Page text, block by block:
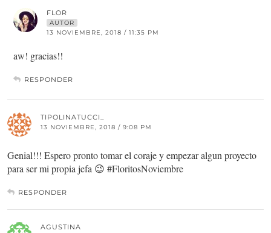
FLOR
AUTOR
13 NOVIEMBRE, 2018 / 11:35 PM
aw! gracias!!
RESPONDER
TIPOLINATUCCI_
13 NOVIEMBRE, 2018 / 9:08 PM
Genial!!! Espero pronto tomar el coraje y empezar algun proyecto
para ser mi propia jefa 😉 #FloritosNoviembre
RESPONDER
AGUSTINA